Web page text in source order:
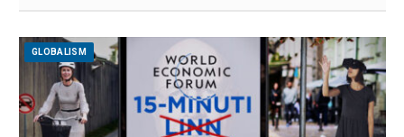
GLOBALISM